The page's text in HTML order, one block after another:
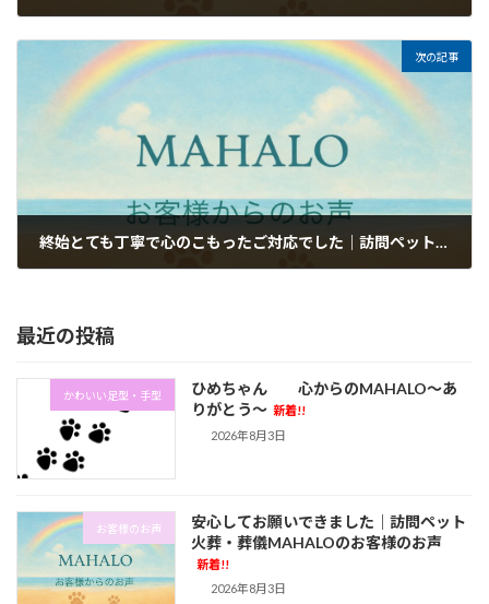
次の記事
終始とても丁寧で心のこもったご対応でした｜訪問ペット火葬・葬儀MAHALOのお客様のお声
最近の投稿
かわいい足型・手型
ひめちゃん 心からのMAHALO～あ
りがとう～ 新着!!
2026年8月3日
お客様のお声
安心してお願いできました｜訪問ペット
火葬・葬儀MAHALOのお客様のお声
新着!!
2026年8月3日